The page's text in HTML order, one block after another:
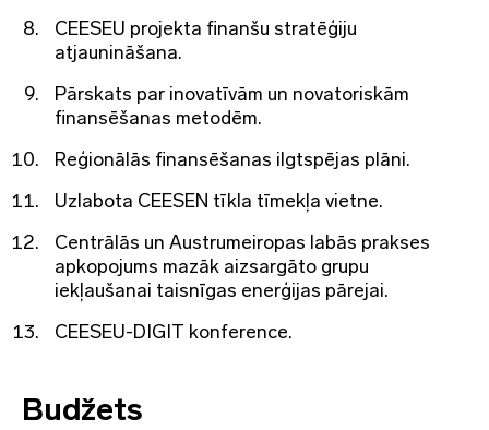
CEESEU projekta finanšu stratēģiju
atjaunināšana.
Pārskats par inovatīvām un novatoriskām
finansēšanas metodēm.
Reģionālās finansēšanas ilgtspējas plāni.
Uzlabota CEESEN tīkla tīmekļa vietne.
Centrālās un Austrumeiropas labās prakses
apkopojums mazāk aizsargāto grupu
iekļaušanai taisnīgas enerģijas pārejai.
CEESEU-DIGIT konference.
Budžets